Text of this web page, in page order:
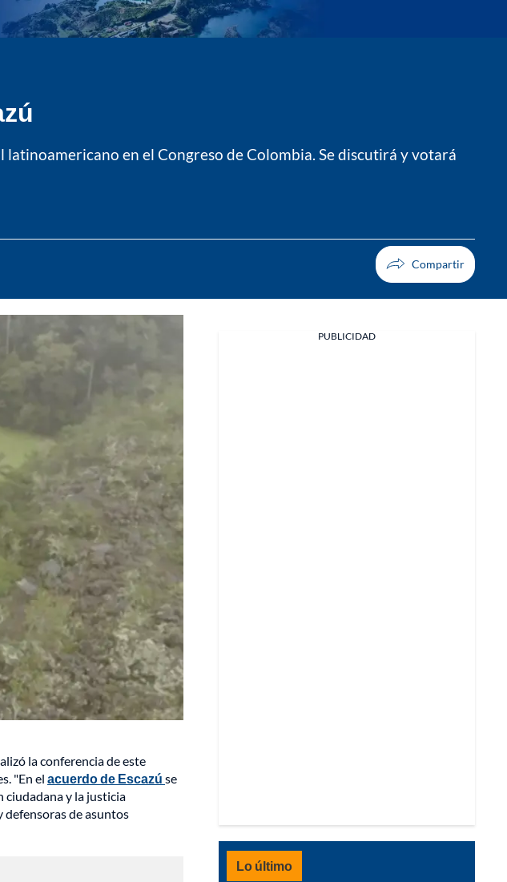
en el Congreso de Colombia. Se discutirá y votará
la conferencia de este
"En el acuerdo de Escazú se
ciudadana y la justicia
defensoras de asuntos
PUBLICIDAD
Lo último